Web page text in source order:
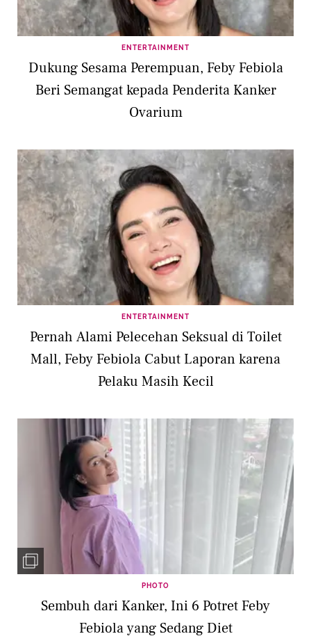
ENTERTAINMENT
Dukung Sesama Perempuan, Feby Febiola
Beri Semangat kepada Penderita Kanker
Ovarium
ENTERTAINMENT
Pernah Alami Pelecehan Seksual di Toilet
Mall, Feby Febiola Cabut Laporan karena
Pelaku Masih Kecil
PHOTO
Sembuh dari Kanker, Ini 6 Potret Feby
Febiola yang Sedang Diet